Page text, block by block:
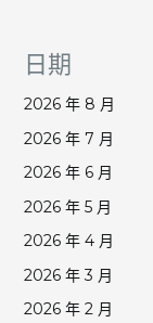
日期
2026 年 8 月
2026 年 7 月
2026 年 6 月
2026 年 5 月
2026 年 4 月
2026 年 3 月
2026 年 2 月